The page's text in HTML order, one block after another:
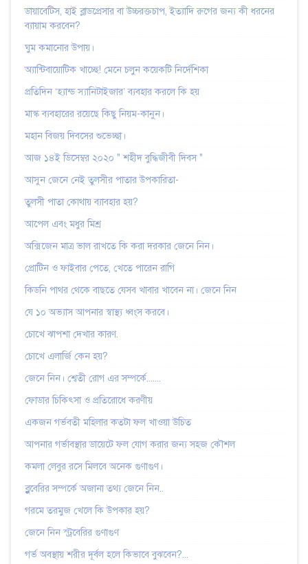
ডায়াবেটিস, হাই ব্লাডপ্রেসার বা উচ্চরক্তচাপ, ইত্যাদি রুগের জন্য কী ধরনের
ব্যায়াম করবেন?
ঘুম কমানোর উপায়।
অ্যান্টিবায়োটিক খাচ্ছে! মেনে চলুন কয়েকটি নির্দেশিকা
প্রতিদিন ‘হ্যান্ড স্যানিটাইজার’ ব্যবহার করলে কি হয়
মাস্ক ব্যবহারের রয়েছে কিছু নিয়ম-কানুন।
মহান বিজয় দিবসের শুভেচ্ছা।
আজ ১৪ই ডিসেম্বর ২০২০ " শহীদ বুদ্ধিজীবী দিবস "
আসুন জেনে নেই তুলসীর পাতার উপকারিতা-
তুলসী পাতা কোথায় ব্যাবহার হয়?
আপেল এবং মধুর মিশ্র
অক্সিজেন মাত্র ভাল রাখতে কি করা দরকার জেনে নিন।
প্রোটিন ও ফাইবার পেতে, খেতে পারেন রাগি
কিডনি পাথর থেকে বাছতে যেসব খাবার খাবেন না। জেনে নিন
যে ১০ অভ্যাস আপনার স্বাস্থ্য ধ্বংস করবে।
চোখে ঝাপশা দেখার কারণ.
চোখে এলার্জি কেন হয়?
জেনে নিন। শ্বেতী রোগ এর সম্পর্কে.......
ফোডার চিকিৎসা ও প্রতিরোধে করণীয়
একজন গর্ভবতী মহিলার কতটা ফল খাওয়া উচিত
আপনার গর্ভাবস্থার ডায়েটে ফল যোগ করার জন্য সহজ কৌশল
কমলা লেবুর রসে মিলবে অনেক গুণাগুণ।
ব্লুবেরির সম্পর্কে অজানা তথ্য জেনে নিন..
গরমে তরমুজ খেলে কি উপকার হয়?
জেনে নিন স্ট্রবেরির গুণাগুণ
গর্ভ অবস্থায় শরীর দূর্বল হলে কিভাবে বুঝবেন?...